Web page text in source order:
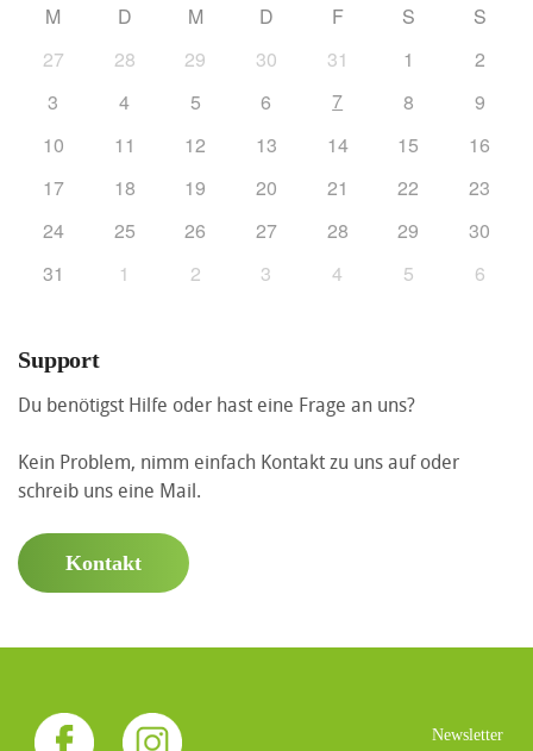
M D M D F S
S
27
28 29 30 31 1
2
3
4 5 6 7 8
9
10
11 12 13 14 15
16
17
18 19 20 21 22
23
24
25 26 27 28 29
30
31
1 2 3 4 5 6
Support
Du benötigst Hilfe oder hast eine Frage an uns?
Kein Problem, nimm einfach Kontakt zu uns auf oder
schreib uns eine Mail.
Kontakt
Newsletter